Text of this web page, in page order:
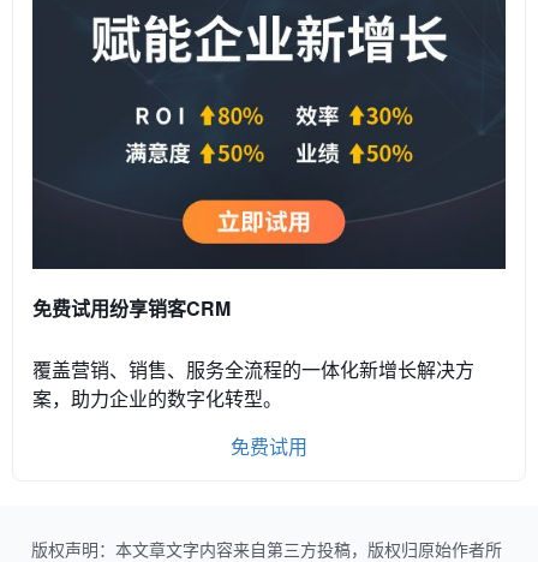
免费试用纷享销客CRM
覆盖营销、销售、服务全流程的一体化新增长解决方
案，助力企业的数字化转型。
免费试用
版权声明：本文章文字内容来自第三方投稿，版权归原始作者所